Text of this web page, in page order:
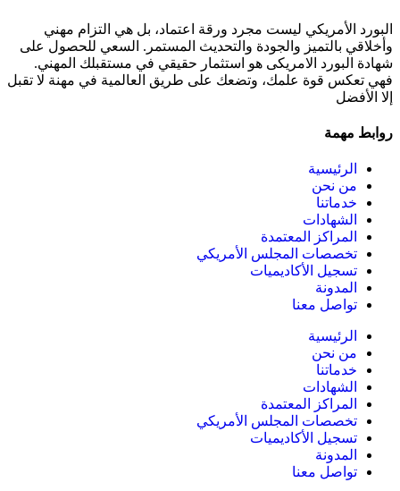
البورد الأمريكي ليست مجرد ورقة اعتماد، بل هي التزام مهني
وأخلاقي بالتميز والجودة والتحديث المستمر. السعي للحصول على
شهادة البورد الامريكى هو استثمار حقيقي في مستقبلك المهني.
فهي تعكس قوة علمك، وتضعك على طريق العالمية في مهنة لا تقبل
إلا الأفضل
روابط مهمة
الرئيسية
من نحن
خدماتنا
الشهادات
المراكز المعتمدة
تخصصات المجلس الأمريكي
تسجيل الأكاديميات
المدونة
تواصل معنا
الرئيسية
من نحن
خدماتنا
الشهادات
المراكز المعتمدة
تخصصات المجلس الأمريكي
تسجيل الأكاديميات
المدونة
تواصل معنا